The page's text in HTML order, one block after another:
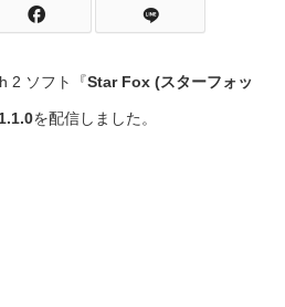
2 ソフト『Star Fox (スターフォッ
を配信しました。